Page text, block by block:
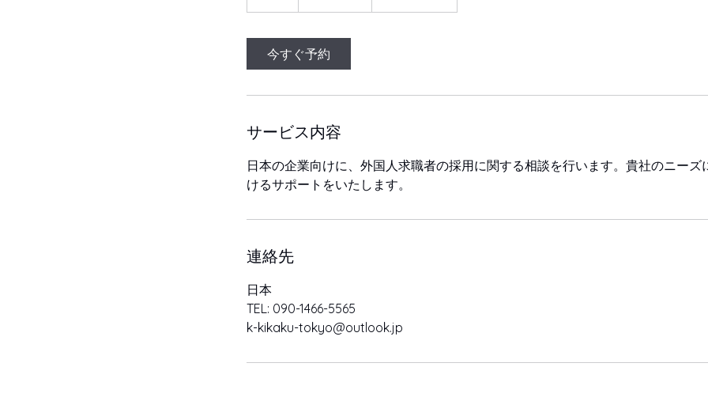
5
今すぐ予約
サービス内容
日本の企業向けに、外国人求職者の採用に関する相談を行います。貴社のニーズ
けるサポートをいたします。
連絡先
日本
TEL: 090-1466-5565
k-kikaku-tokyo@outlook.jp